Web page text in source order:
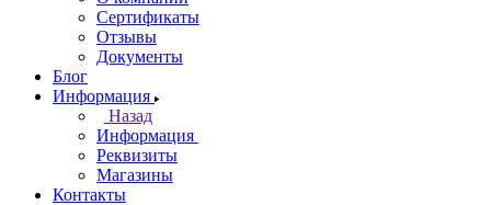
Сертификаты
Отзывы
Документы
Блог
Информация
Назад
Информация
Реквизиты
Магазины
Контакты